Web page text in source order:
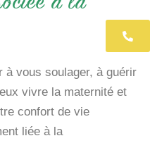
à vous soulager, à guérir
vivre la maternité et
confort de vie
liée à la